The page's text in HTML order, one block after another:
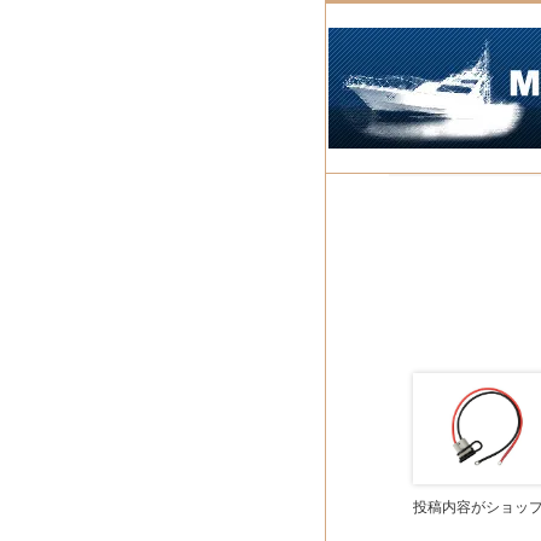
投稿内容がショッ